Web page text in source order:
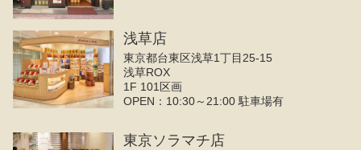
浅草店
東京都台東区浅草1丁目25-15
浅草ROX
1F 101区画
OPEN：10:30～21:00 駐車場有
東京ソラマチ店